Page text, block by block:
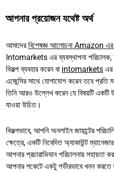
আপনার প্রয়োজন যথেষ্ট অর্থ
আমাদেরবিশেষজ্ঞ আলোচনা Amazon এর
Intomarkets এর ব্যবস্থাপনা পরিচালক,
বিকল্প ব্যবহার করেন বা intomarkets এর
এজেন্সির সাথে যোগাযোগ করেন তবে
তিনি আরও উল্লেখ করেন যে বিষয়টি একটি
যাওয়া উচিত।
বিকল্পভাবে, আপনি অনলাইন জায়ান্টের
ক্ষেত্রে, একটি নিবেদিত অ্যাকাউন্ট
আপনার প্রচারাভিযান পরিচালনায়
আপনার পকেটে একটু গভীরভাবে খনন